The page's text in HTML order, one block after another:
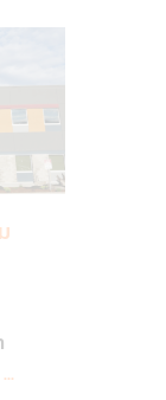
...